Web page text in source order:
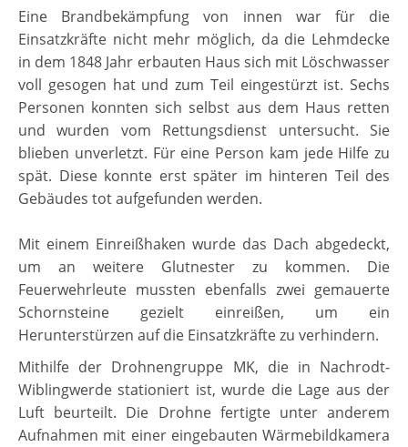
Eine Brandbekämpfungvon innen war für die
Einsatzkräfte nicht mehr möglich, da die Lehmdecke
in dem 1848 Jahr erbauten Haus sich mit Löschwasser
voll gesogen hat und zum Teil eingestürzt ist. Sechs
Personen konnten sich selbst aus dem Haus retten
und wurden vom Rettungsdienst untersucht. Sie
blieben unverletzt. Für eine Person kam jede Hilfe zu
spät. Diese konnte erst später im hinteren Teil des
Gebäudes tot aufgefunden werden.
Mit einem Einreißhaken wurde das Dach abgedeckt,
um an weitere Glutnester zu kommen. Die
Feuerwehrleute mussten ebenfalls zwei gemauerte
Schornsteine gezielt einreißen, um ein
Herunterstürzen auf die Einsatzkräfte zu verhindern.
Mithilfe der Drohnengruppe MK, die in Nachrodt-
Wiblingwerde stationiert ist, wurde die Lage aus der
Luft beurteilt. Die Drohne fertigte unter anderem
Aufnahmen mit einer eingebauten Wärmebildkamera